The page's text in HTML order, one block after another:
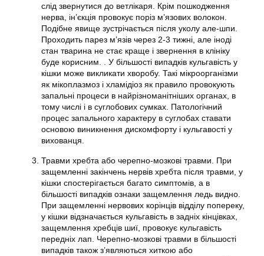
слід звернутися до ветлікаря. Крім пошкодження
нерва, ін’єкція провокує поріз м’язових волокон.
Подібне явище зустрічається після уколу але-шпи.
Проходить парез м’язів через 2-3 тижні, але іноді
стан тварина не стає краще і звернення в клініку
буде корисним. . У більшості випадків кульгавість у
кішки може викликати хворобу. Такі мікроорганізми
як мікоплазмоз і хламідіоз як правило провокують
запальні процеси в найрізноманітніших органах, в
тому числі і в суглобових сумках. Патологічний
процес запального характеру в суглобах ставати
основою виникнення дискомфорту і кульгавості у
вихованця.
Травми хребта або черепно-мозкові травми. При
защемленні закінчень нервів хребта після травми, у
кішки спостерігається багато симптомів, а в
більшості випадків ознаки защемлення ледь видно.
При защемленні нервових корінців відділу попереку,
у кішки відзначається кульгавість в задніх кінцівках,
защемлення хребців шиї, провокує кульгавість
передніх лап. Черепно-мозкові травми в більшості
випадків також з’являються хиткою або